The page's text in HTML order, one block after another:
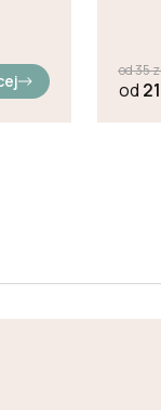
od35
od 21